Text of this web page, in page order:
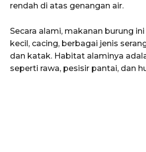
rendah di atas genangan air.
Secara alami, makanan burung
kecil, cacing, berbagai jenis
dan katak. Habitat alaminya
seperti rawa, pesisir pantai, dan